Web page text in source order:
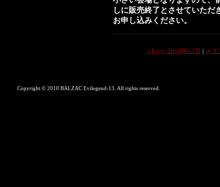
しに販売終了とさせていただ
お申し込みください。
« Live: 2018年12月 | メイ
Copyright © 2010 BALZAC Evilegend-13. All rights reserved.